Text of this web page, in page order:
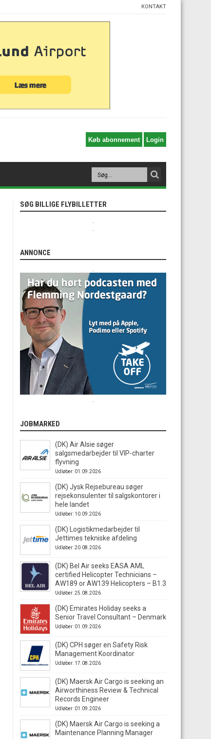
KONTAKT
SØG BILLIGE FLYBILLETTER
ANNONCE
JOBMARKED
(DK) Air Alsie søger
salgsmedarbejder til VIP-charter
flyvning
Udløber: 01.09.2026
(DK) Jysk Rejsebureau søger
rejsekonsulenter til salgskontorer i
hele landet
Udløber: 10.09.2026
(DK) Logistikmedarbejder til
Jettimes tekniske afdeling
Udløber: 20.08.2026
(DK) Bel Air seeks EASA AML
certified Helicopter Technicians –
AW189 or AW139 Helicopters – B1.3
Udløber: 25.08.2026
(DK) Emirates Holiday seeks a
Senior Travel Consultant – Denmark
Udløber: 01.09.2026
(DK) CPH søger en Safety Risk
Management Koordinator
Udløber: 17.08.2026
(DK) Maersk Air Cargo is seeking an
Airworthiness Review & Technical
Records Engineer
Udløber: 01.09.2026
(DK) Maersk Air Cargo is seeking a
Maintenance Planning Manager